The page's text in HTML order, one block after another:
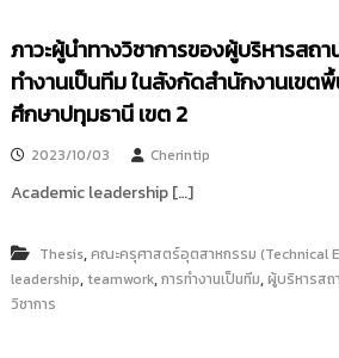
อ
มู
ล
ง
า
น
จั
ย
ภาวะผู้นำทางวิชาการของผู้บริหารส
ทำงานเป็นทีม ในสังกัดสำนักงานเขต
ศึกษาปทุมธานี เขต 2
2023/10/03 Cherintip
Academic leadership […]
Thesis,คณะครุศาสตร์อุตสาหกรรม (Technical
leadership,teamwork,การทำงานเป็นทีม,ผู้บริหารสถ
วิชาการ